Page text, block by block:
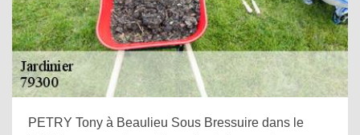
PETRY Tony à Beaulieu Sous Bressuire dans le